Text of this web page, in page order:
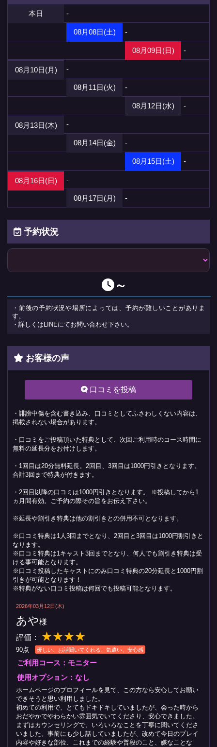
本日 -
08月08日(土) -
08月09日(日) -
08月10日(月) -
08月11日(火) -
08月12日(水) -
08月13日(木) -
08月14日(金) -
08月15日(土) -
08月16日(日) -
08月17日(月) -
予約状況
～
・前後の予約状況や場所によっては、予約が難しいことがありま
す。
・詳しくはLINEにてお問い合わせ下さい。
お客様の声
口コミを投稿
・誹謗中傷を含む書き込み、口コミとしてふさわしくない内容は、
掲載されない場合があります。
・口コミをご投稿頂いた特典として、次回ご利用時のコース時間に
無料の延長分をお付けします。
・1回目は20分無料延長。2回目、3回目は1000円引きとなります。
合計3回まで特典が付きます。
・2回目以降の口コミは1000円引きとなります。 ※投稿してから1
ヵ月間有効。ご予約の際その旨をお伝え下さい。
※延長や割引き特典は他の割引きとの併用不可となります。
※口コミ特典は1人3回までとなり、2回目と3回目は1000円割引きと
なります。
※口コミ特典は1キャスト3回までとなり、何人でも割引き特典は受
ける事可能となります。
※口コミ投稿したキャストにのみ口コミ特典の20分延長と1000円割
引きが可能となります！
※特典がない口コミ投稿は何回でも投稿可能となります。
2026年03月12日(木)
あや様
評価： ★★★★
90点 優しい、お話聞いてくれる、気遣い、安心感
ご利用コース：モニター
使用オプション：なし
ホームページのプロフィールを見て、この方なら安心してお願い
できそうと思い利用しました。
初めての利用で、とてもドキドキしていましたが、会った時から
おだやかでやわらかい雰囲気でいてくださり、安心できました。
まずはカウンセリングで、いろいろなことを丁寧に聞いてくださ
いました。事前にも少し話していましたが、改めて今日のプレイ
内容や好きな部位、これまでの経験や普段のこと、嫌なことな